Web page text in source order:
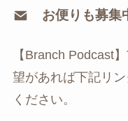
お便りも募集
【Branch Podcast
望があれば下記リ
ください。